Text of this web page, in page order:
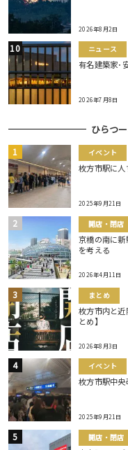
2026年8月2日
ニュース
有名建築家･
2026年7月8日
ひらつ
イベント
枚方市駅に人
2025年9月21日
開店・閉店
京橋の南に
を考える
2026年4月11日
まとめ
枚方市内と
とめ】
2026年8月3日
イベント
枚方市駅中
2025年9月21日
開店・閉店